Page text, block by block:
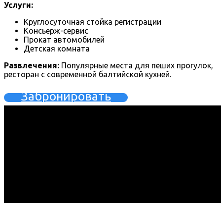
Услуги:
Круглосуточная стойка регистрации
Консьерж-сервис
Прокат автомобилей
Детская комната
Развлечения: Популярные места для пеших прогулок,
ресторан с современной балтийской кухней.
Забронировать